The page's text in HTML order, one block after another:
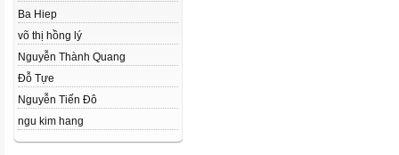
Ba Hiep
võ thị hồng lý
Nguyễn Thành Quang
Đỗ Tựe
Nguyễn Tiến Đô
ngu kim hang